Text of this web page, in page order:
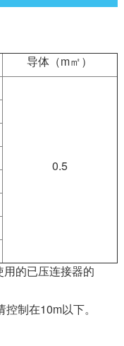
导体（m㎡）
0.5
的已压连接器的
制在10m以下。